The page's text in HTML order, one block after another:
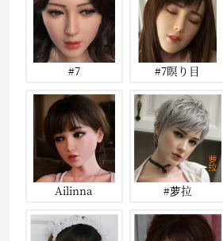
#7 #7瞑り目
Ailinna #萝拉